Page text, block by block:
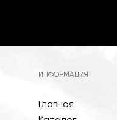
ИНФОРМАЦИЯ
Главная